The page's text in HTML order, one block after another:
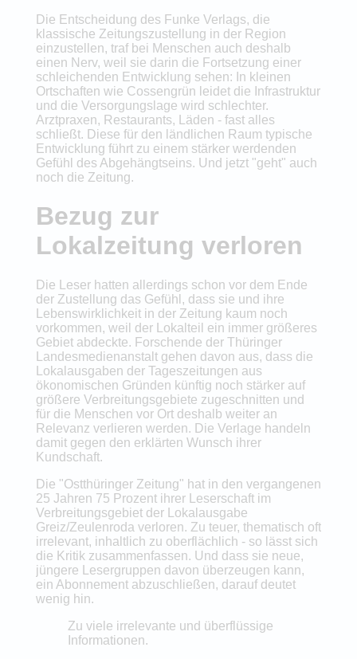
Die Entscheidung des Funke Verlags, die
klassische Zeitungszustellung in der Region
einzustellen, traf bei Menschen auch deshalb
einen Nerv, weil sie darin die Fortsetzung einer
schleichenden Entwicklung sehen: In kleinen
Ortschaften wie Cossengrün leidet die Infrastruktur
und die Versorgungslage wird schlechter.
Arztpraxen, Restaurants, Läden - fast alles
schließt. Diese für den ländlichen Raum typische
Entwicklung führt zu einem stärker werdenden
Gefühl des Abgehängtseins. Und jetzt "geht" auch
noch die Zeitung.
Bezug zur
Lokalzeitung verloren
Die Leser hatten allerdings schon vor dem Ende
der Zustellung das Gefühl, dass sie und ihre
Lebenswirklichkeit in der Zeitung kaum noch
vorkommen, weil der Lokalteil ein immer größeres
Gebiet abdeckte. Forschende der Thüringer
Landesmedienanstalt gehen davon aus, dass die
Lokalausgaben der Tageszeitungen aus
ökonomischen Gründen künftig noch stärker auf
größere Verbreitungsgebiete zugeschnitten und
für die Menschen vor Ort deshalb weiter an
Relevanz verlieren werden. Die Verlage handeln
damit gegen den erklärten Wunsch ihrer
Kundschaft.
Die "Ostthüringer Zeitung" hat in den vergangenen
25 Jahren 75 Prozent ihrer Leserschaft im
Verbreitungsgebiet der Lokalausgabe
Greiz/Zeulenroda verloren. Zu teuer, thematisch oft
irrelevant, inhaltlich zu oberflächlich - so lässt sich
die Kritik zusammenfassen. Und dass sie neue,
jüngere Lesergruppen davon überzeugen kann,
ein Abonnement abzuschließen, darauf deutet
wenig hin.
Zu viele irrelevante und überflüssige
Informationen.